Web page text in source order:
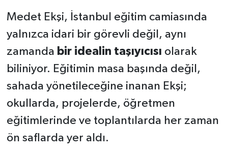
Medet Ekşi, İstanbul eğitim camiasında
yalnızca idari bir görevli değil, aynı
zamanda bir idealin taşıyıcısı olarak
biliniyor. Eğitimin masa başında değil,
sahada yönetileceğine inanan Ekşi;
okullarda, projelerde, öğretmen
eğitimlerinde ve toplantılarda her zaman
ön saflarda yer aldı.